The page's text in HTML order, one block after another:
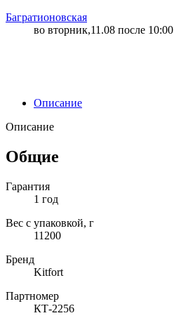
Багратионовская
во вторник,11.08 после 10:00
Описание
Описание
Общие
Гарантия
1 год
Вес с упаковкой, г
11200
Бренд
Kitfort
Партномер
КТ-2256